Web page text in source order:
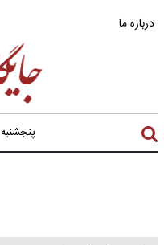
درباره ما
پنجشنبه ۱۵ مرداد ۱۴۰۵